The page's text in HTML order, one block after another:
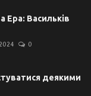
Ера: Васильків
0
деякими